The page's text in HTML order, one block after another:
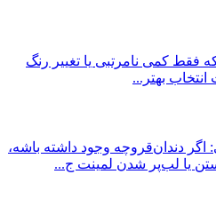
فقط کمی نامرتبی یا تغییر رنگ
انتخاب بهتر...
دندان‌قروچه وجود داشته باشه،
یا لب‌پر شدن لمینت ج...